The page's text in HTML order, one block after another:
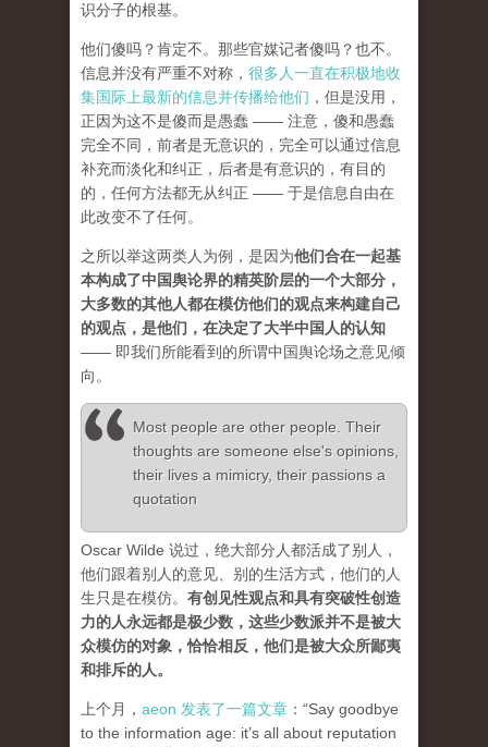
识分子的根基。
他们傻吗？肯定不。那些官媒记者傻吗？也不。
信息并没有严重不对称， 很多人一直在积极地收
集国际上最新的信息并传播给他们 ，但是没用，
正因为这不是傻而是愚蠢 —— 注意，傻和愚蠢
完全不同，前者是无意识的，完全可以通过信息
补充而淡化和纠正，后者是有意识的，有目的
的，任何方法都无从纠正 —— 于是信息自由在
此改变不了任何。
之所以举这两类人为例，是因为他们合在一起基
本构成了中国舆论界的精英阶层的一个大部分，
大多数的其他人都在模仿他们的观点来构建自己
的观点，是他们，在决定了大半中国人的认知
—— 即我们所能看到的所谓中国舆论场之意见倾
向。
Most people are other people. Their
thoughts are someone else's opinions,
their lives a mimicry, their passions a
quotation
Oscar Wilde 说过，绝大部分人都活成了别人，
他们跟着别人的意见、别的生活方式，他们的人
生只是在模仿。 有创见性观点和具有突破性创造
力的人永远都是极少数，这些少数派并不是被大
众模仿的对象，恰恰相反，他们是被大众所鄙夷
和排斥的人。
上个月， aeon 发表了一篇文章 ：“Say goodbye
to the information age: it’s all about reputation